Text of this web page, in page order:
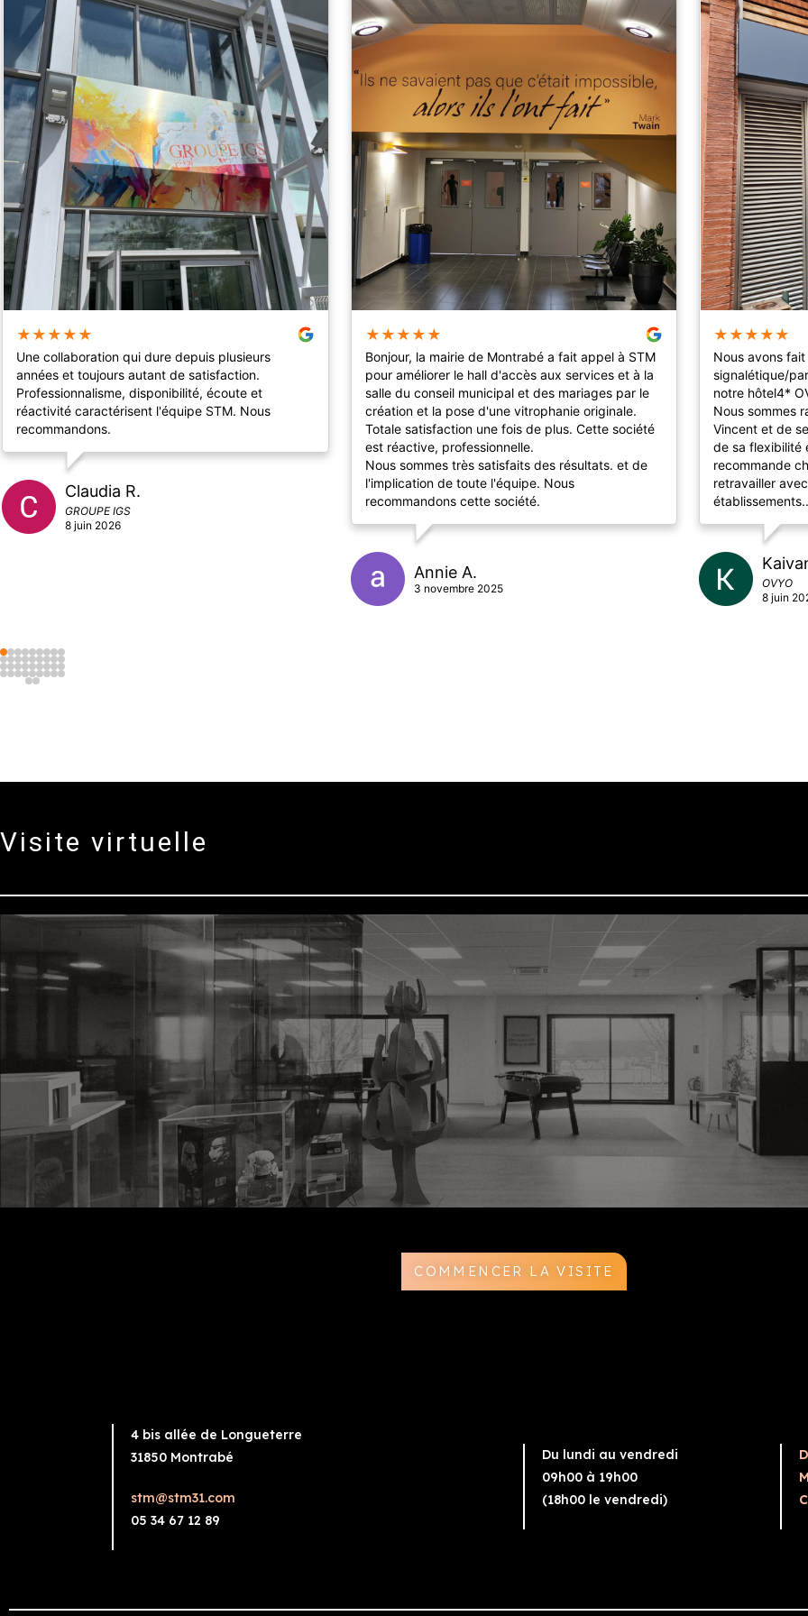
★ ★ ★ ★ ★
Une collaboration qui dure depuis plusieurs
années et toujours autant de satisfaction.
Professionnalisme, disponibilité, écoute et
réactivité caractérisent l'équipe STM. Nous
recommandons.
Claudia R.
GROUPE IGS
8 juin 2026
★ ★ ★ ★ ★
Bonjour, la mairie de Montrabé a fait appel à STM
pour améliorer le hall d'accès aux services et à la
salle du conseil municipal et des mariages par le
création et la pose d'une vitrophanie originale.
Totale satisfaction une fois de plus. Cette société
est réactive, professionnelle.
Nous sommes très satisfaits des résultats. et de
l'implication de toute l'équipe. Nous
recommandons cette société.
Annie A.
3 novembre 2025
★ ★ ★ ★ ★
Nous avons
signalétique/
notre hôtel4*
Nous sommes
Vincent et de
de sa flexibilité
recommande
retravailler
OVYO
8 juin
Visite virtuelle
COMMENCER LA VISITE
4 bis allée de Longueterre
31850 Montrabé
stm@stm31.com
05 34 67 12 89
Du lundi au vendredi
09h00 à 19h00
(18h00 le vendredi)